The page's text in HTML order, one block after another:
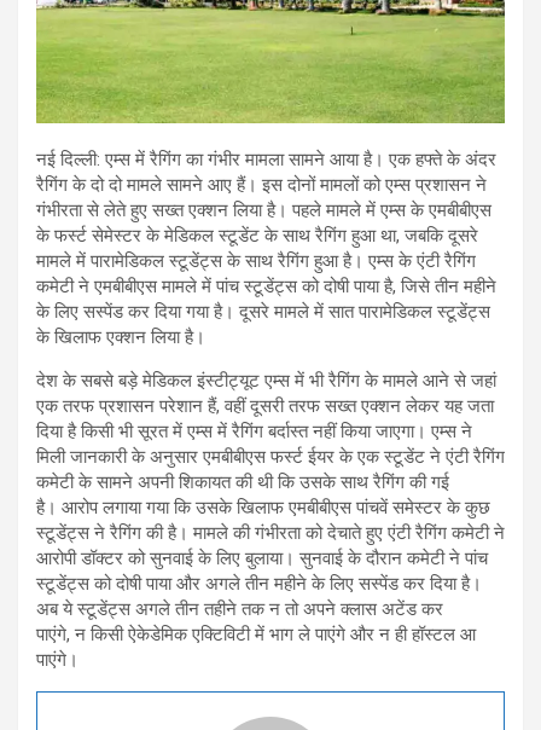
नई दिल्ली: एम्स में रैगिंग का गंभीर मामला सामने आया है। एक हफ्ते के अंदर
रैगिंग के दो दो मामले सामने आए हैं। इस दोनों मामलों को एम्स प्रशासन ने
गंभीरता से लेते हुए सख्त एक्शन लिया है। पहले मामले में एम्स के एमबीबीएस
के फर्स्ट सेमेस्टर के मेडिकल स्टूडेंट के साथ रैगिंग हुआ था, जबकि दूसरे
मामले में पारामेडिकल स्टूडेंट्स के साथ रैगिंग हुआ है। एम्स के एंटी रैगिंग
कमेटी ने एमबीबीएस मामले में पांच स्टूडेंट्स को दोषी पाया है, जिसे तीन महीने
के लिए सस्पेंड कर दिया गया है। दूसरे मामले में सात पारामेडिकल स्टूडेंट्स
के खिलाफ एक्शन लिया है।
देश के सबसे बड़े मेडिकल इंस्टीट्यूट एम्स में भी रैगिंग के मामले आने से जहां
एक तरफ प्रशासन परेशान हैं, वहीं दूसरी तरफ सख्त एक्शन लेकर यह जता
दिया है किसी भी सूरत में एम्स में रैगिंग बर्दास्त नहीं किया जाएगा। एम्स ने
मिली जानकारी के अनुसार एमबीबीएस फर्स्ट ईयर के एक स्टूडेंट ने एंटी रैगिंग
कमेटी के सामने अपनी शिकायत की थी कि उसके साथ रैगिंग की गई
है। आरोप लगाया गया कि उसके खिलाफ एमबीबीएस पांचवें समेस्टर के कुछ
स्टूडेंट्स ने रैगिंग की है। मामले की गंभीरता को देचाते हुए एंटी रैगिंग कमेटी ने
आरोपी डॉक्टर को सुनवाई के लिए बुलाया। सुनवाई के दौरान कमेटी ने पांच
स्टूडेंट्स को दोषी पाया और अगले तीन महीने के लिए सस्पेंड कर दिया है।
अब ये स्टूडेंट्स अगले तीन तहीने तक न तो अपने क्लास अटेंड कर
पाएंगे, न किसी ऐकेडेमिक एक्टिविटी में भाग ले पाएंगे और न ही हॉस्टल आ
पाएंगे।